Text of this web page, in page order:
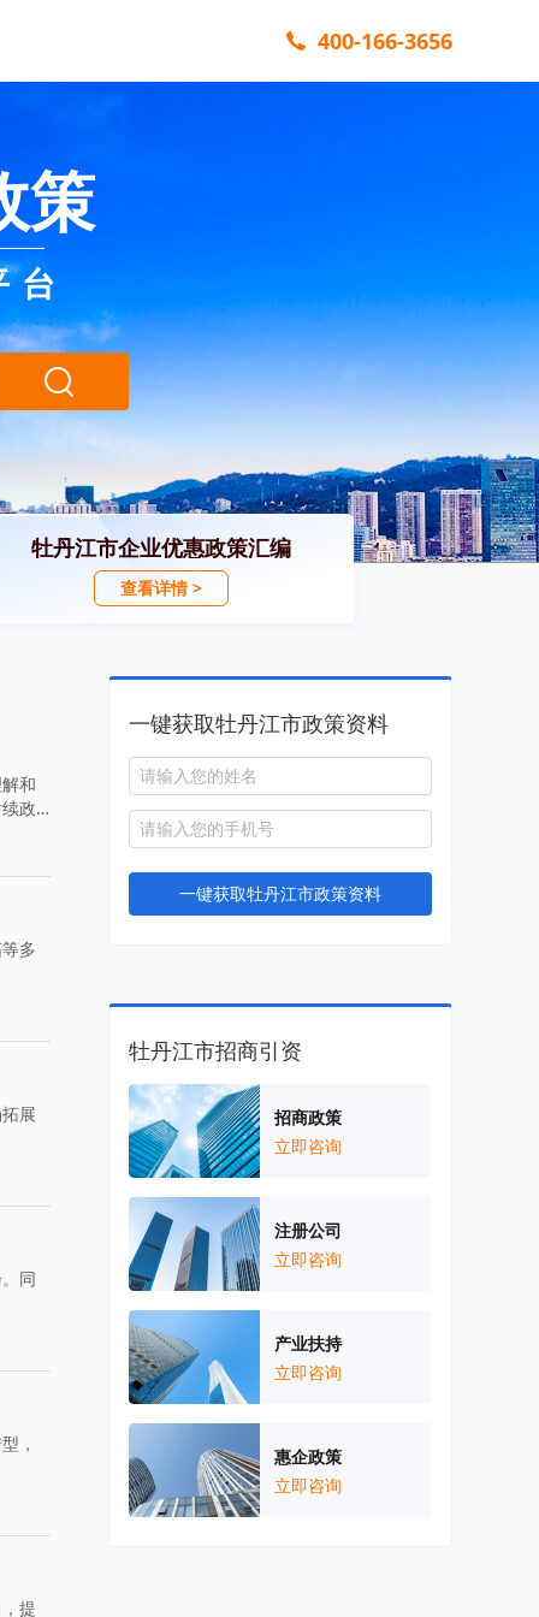
400-166-3656
策
台
牡丹江市企业优惠政策汇编
查看详情 >
和
政
多
展
同
，
提
一键获取牡丹江市政策资料
一键获取牡丹江市政策资料
牡丹江市招商引资
招商政策
立即咨询
注册公司
立即咨询
产业扶持
立即咨询
惠企政策
立即咨询